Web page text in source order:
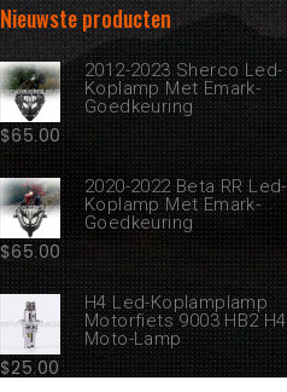
Nieuwste producten
2012-2023 Sherco Led-
Koplamp Met Emark-
Goedkeuring
$65.00
2020-2022 Beta RR Led-
Koplamp Met Emark-
Goedkeuring
$65.00
H4 Led-Koplamplamp
Motorfiets 9003 HB2 H4
Moto-Lamp
$25.00